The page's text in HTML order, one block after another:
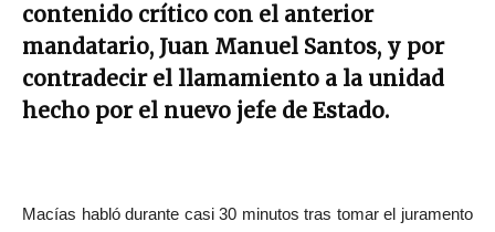
contenido crítico con el anterior
mandatario, Juan Manuel Santos, y por
contradecir el llamamiento a la unidad
hecho por el nuevo jefe de Estado.
Macías habló durante casi 30 minutos tras tomar el juramento